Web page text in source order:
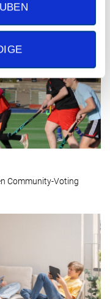
Stand beim Tag der
Community-Voting